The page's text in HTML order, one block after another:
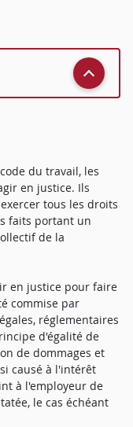
du travail, les
en justice. Ils
tous les droits
faits portant un
de la
en justice pour faire
commise par
réglementaires
d'égalité de
de dommages et
causé à l'intérêt
à l'employeur de
le cas échéant